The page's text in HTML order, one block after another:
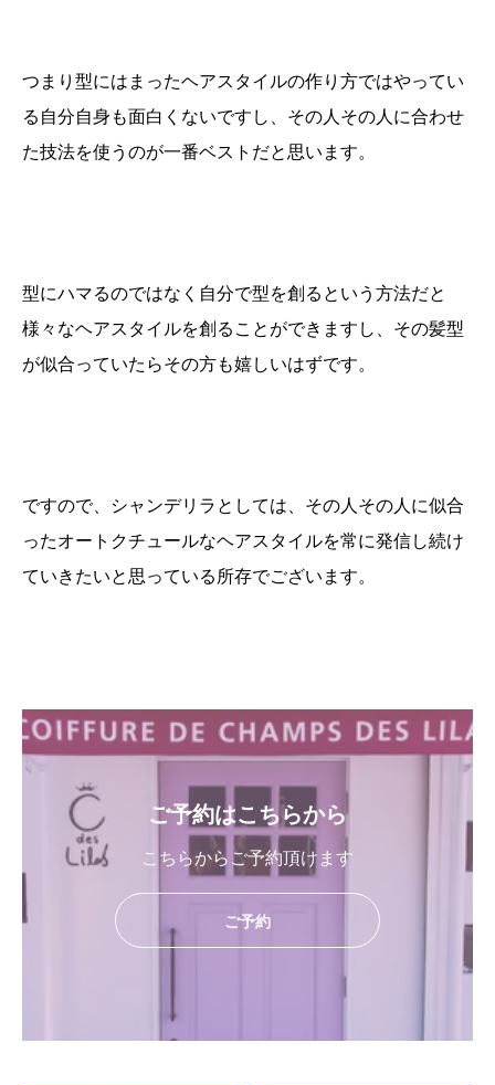
つまり型にはまったヘアスタイルの作り方ではやってい
る自分自身も面白くないですし、その人その人に合わせ
た技法を使うのが一番ベストだと思います。
型にハマるのではなく自分で型を創るという方法だと
様々なヘアスタイルを創ることができますし、その髪型
が似合っていたらその方も嬉しいはずです。
ですので、シャンデリラとしては、その人その人に似合
ったオートクチュールなヘアスタイルを常に発信し続け
ていきたいと思っている所存でございます。
ご予約はこちらから
こちらからご予約頂けます
ご予約